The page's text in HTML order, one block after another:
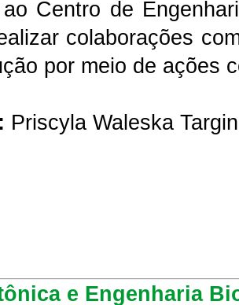
Centro de
colaborações
por meio de ações
Priscyla Waleska
e Engenharia